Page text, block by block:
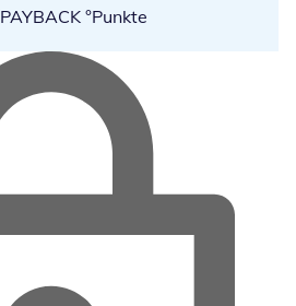
PAYBACK °Punkte